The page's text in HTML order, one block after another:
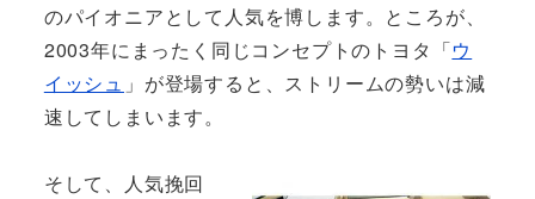
のパイオニアとして人気を博します。ところが、
2003年にまったく同じコンセプトのトヨタ「ウ
イッシュ 」が登場すると、ストリームの勢いは減
速してしまいます。
そして、人気挽回